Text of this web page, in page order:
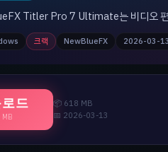
Titler Pro 7 Ultimate는 비디오 편
크랙 NewBlueFX 2026-03-13
드
MB
📦 618 MB
📅 2026-03-13